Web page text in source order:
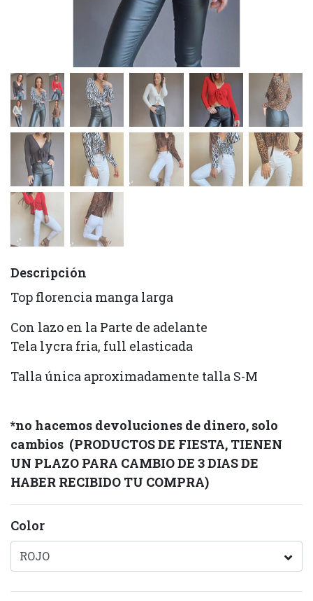
Descripción
Top florencia manga larga
Con lazo en la Parte de adelante
Tela lycra fria, full elasticada
Talla única aproximadamente talla S-M
*no hacemos devoluciones de dinero, solo
cambios (PRODUCTOS DE FIESTA, TIENEN
UN PLAZO PARA CAMBIO DE 3 DIAS DE
HABER RECIBIDO TU COMPRA)
Color